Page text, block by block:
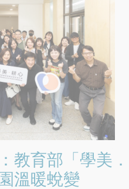
教育部「學美．
溫暖蛻變